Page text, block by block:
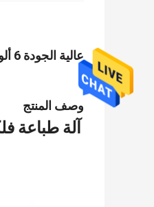
عالية الجودة 6 ألوان آلة طباعة فليكس في المكسيك البلاستيك فيلم جديد 2 طابعات طباعة فلكسوغرافية ملونة
وصف المنتج